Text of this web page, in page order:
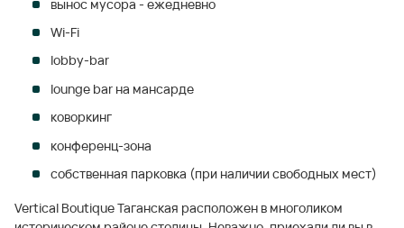
вынос мусора - ежедневно
Wi-Fi
lobby-bar
lounge bar на мансарде
коворкинг
конференц-зона
собственная парковка (при наличии свободных мест)
Vertical Boutique Таганская расположен в многоликом